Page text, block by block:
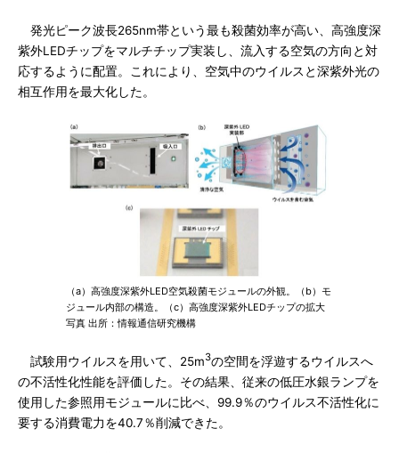
発光ピーク波長265nm帯という最も殺菌効率が高い、高強度深
紫外LEDチップをマルチチップ実装し、流入する空気の方向と対
応するように配置。これにより、空気中のウイルスと深紫外光の
相互作用を最大化した。
（a）高強度深紫外LED空気殺菌モジュールの外観。（b）モ
ジュール内部の構造。（c）高強度深紫外LEDチップの拡大
写真 出所：情報通信研究機構
試験用ウイルスを用いて、25m3の空間を浮遊するウイルスへ
の不活性化性能を評価した。その結果、従来の低圧水銀ランプを
使用した参照用モジュールに比べ、99.9％のウイルス不活性化に
要する消費電力を40.7％削減できた。